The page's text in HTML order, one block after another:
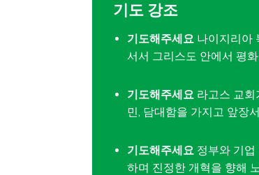
기도 강조
기도해주세요 나이지리아
서서 그리스도 안에서 평
기도해주세요 라고스 교회
민, 담대함을 가지고 앞장
기도해주세요 정부와 기
하며 진정한 개혁을 향해